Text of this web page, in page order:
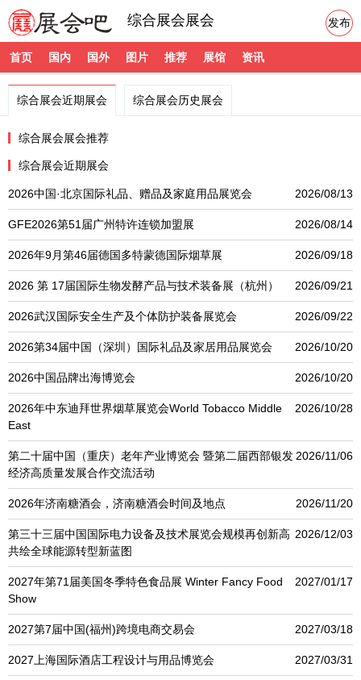
综合展会展会
首页 国内 国外 图片 推荐 展馆 资讯
发布
综合展会近期展会 综合展会历史展会
综合展会展会推荐
综合展会近期展会
2026/08/13
2026中国·北京国际礼品、赠品及家庭用品展览会
2026/08/14
GFE2026第51届广州特许连锁加盟展
2026/09/18
2026年9月第46届德国多特蒙德国际烟草展
2026/09/21
2026 第 17届国际生物发酵产品与技术装备展（杭州）
2026/09/22
2026武汉国际安全生产及个体防护装备展览会
2026/10/20
2026第34届中国（深圳）国际礼品及家居用品展览会
2026/10/20
2026中国品牌出海博览会
2026/10/28
2026年中东迪拜世界烟草展览会World Tobacco Middle
East
2026/11/06
第二十届中国（重庆）老年产业博览会 暨第二届西部银发
经济高质量发展合作交流活动
2026/11/20
2026年济南糖酒会，济南糖酒会时间及地点
2026/12/03
第三十三届中国国际电力设备及技术展览会规模再创新高
共绘全球能源转型新蓝图
2027/01/17
2027年第71届美国冬季特色食品展 Winter Fancy Food
Show
2027/03/18
2027第7届中国(福州)跨境电商交易会
2027/03/31
2027上海国际酒店工程设计与用品博览会